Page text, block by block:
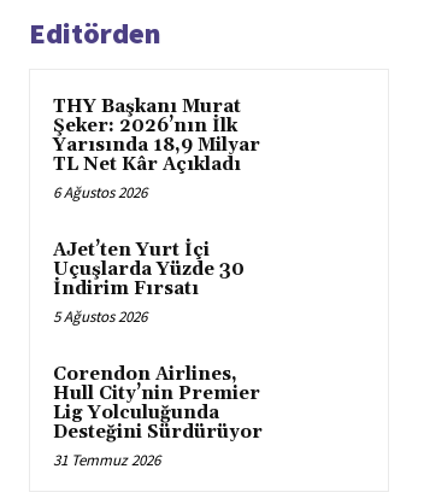
Editörden
THY Başkanı Murat
Şeker: 2026’nın İlk
Yarısında 18,9 Milyar
TL Net Kâr Açıkladı
6 Ağustos 2026
AJet’ten Yurt İçi
Uçuşlarda Yüzde 30
İndirim Fırsatı
5 Ağustos 2026
Corendon Airlines,
Hull City’nin Premier
Lig Yolculuğunda
Desteğini Sürdürüyor
31 Temmuz 2026